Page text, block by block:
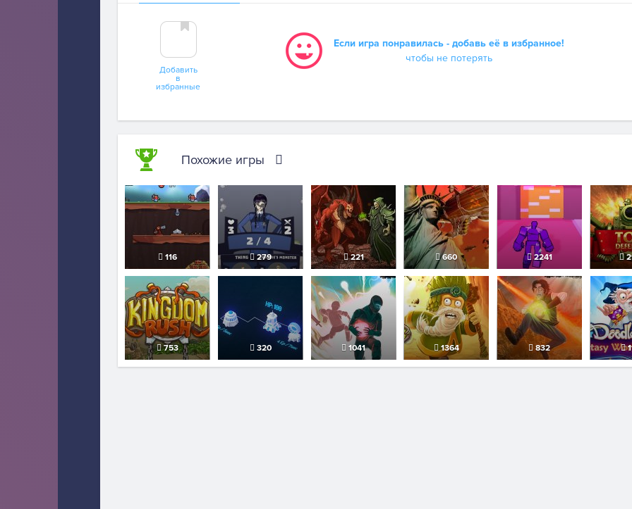
Добавить
в
избранные
Если игра понравилась - добавь её в избранное!
чтобы не потерять
Похожие игры
116 279 221 660 2241
753 320 1041 1364 832